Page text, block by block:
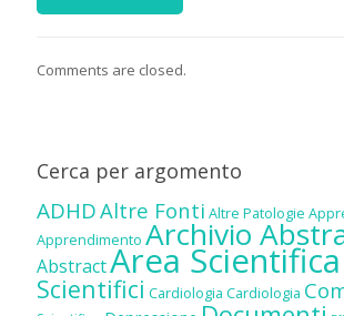
Comments are closed.
Cerca per argomento
ADHDAltre Fonti Altre Patologie
Apprendimento Archivio
AbstractArea Scientifica
Scientifici Cardiologia Cardiologia